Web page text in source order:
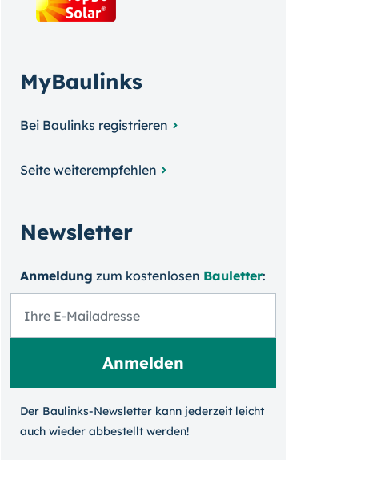
MyBaulinks
Bei Baulinks registrieren
Seite weiterempfehlen
Newsletter
Anmeldung zum kosten­losen Bauletter:
Der Baulinks-Newsletter kann jeder­zeit leicht
auch wieder ab­bestellt werden!